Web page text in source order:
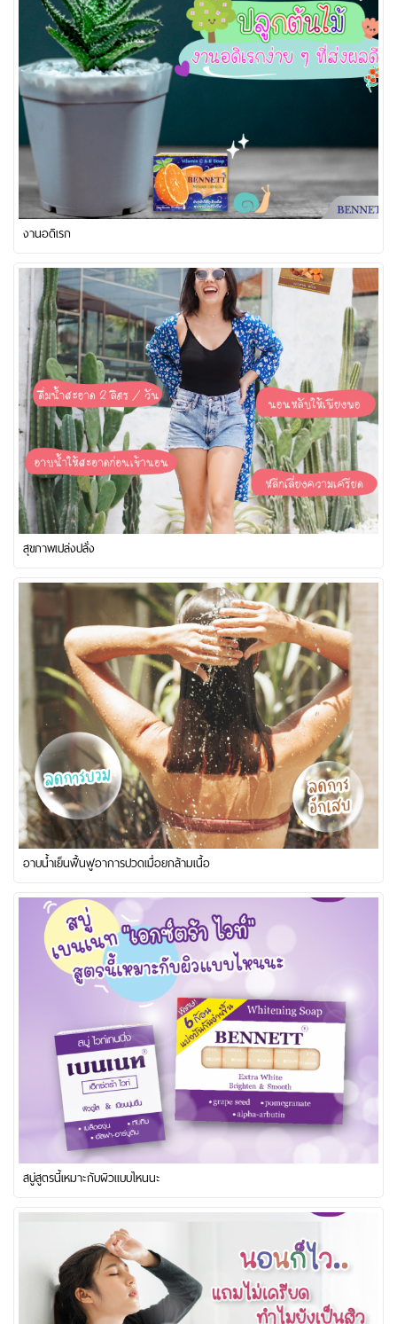
งานอดิเรก
สุขภาพเปล่งปลั่ง
อาบน้ำเย็นฟื้นฟูอาการปวดเมื่อยกล้ามเนื้อ
สบู่สูตรนี้เหมาะกับผิวแบบไหนนะ